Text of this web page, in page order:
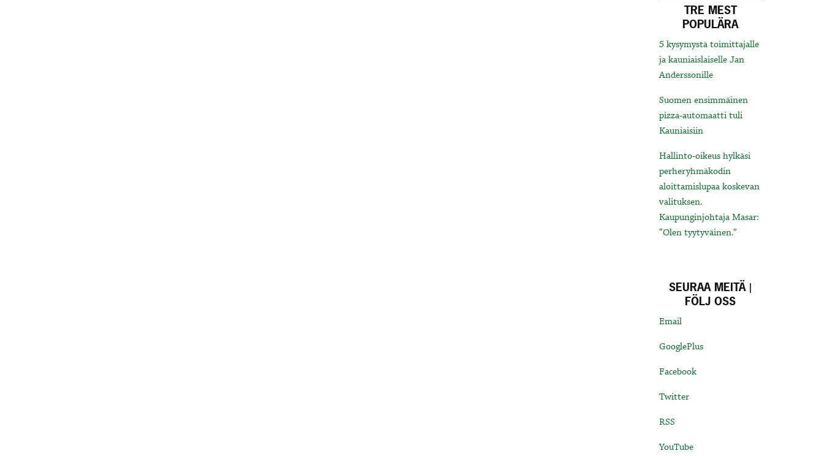
TRE MEST
POPULÄRA
5 kysymystä toimittajalle
ja kauniaislaiselle Jan
Anderssonille
Suomen ensimmäinen
pizza-automaatti tuli
Kauniaisiin
Hallinto-oikeus hylkäsi
perheryhmäkodin
aloittamislupaa koskevan
valituksen.
Kaupunginjohtaja Masar:
“Olen tyytyväinen.”
SEURAA MEITÄ |
FÖLJ OSS
Email
GooglePlus
Facebook
Twitter
RSS
YouTube